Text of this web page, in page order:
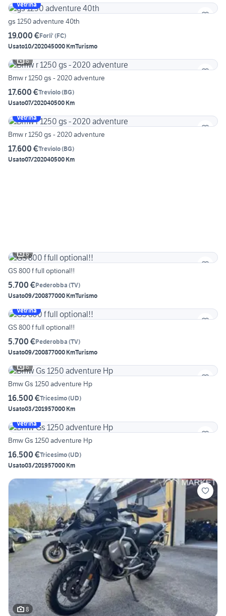
Vetrina
gs 1250 adventure 40th
19.000 €Forli' (FC)
Usato10/202045000 KmTurismo
6
Bmw r 1250 gs - 2020 adventure
17.600 €Treviolo(BG)
Usato07/202040500 Km
Vetrina
Bmw r 1250 gs - 2020 adventure
17.600 €Treviolo(BG)
Usato07/202040500 Km
6
GS 800 f full optional!!
5.700 €Pederobba (TV)
Usato09/200877000 KmTurismo
Vetrina
GS 800 f full optional!!
5.700 €Pederobba (TV)
Usato09/200877000 KmTurismo
6
Bmw Gs 1250 adventure Hp
16.500 €Tricesimo(UD)
Usato03/201957000 Km
Vetrina
Bmw Gs 1250 adventure Hp
16.500 €Tricesimo(UD)
Usato03/201957000 Km
8